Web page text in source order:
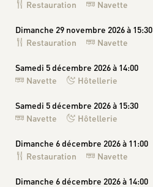
Restauration
Navette
Dimanche 29 novembre 2026 à 15:30
Restauration
Navette
Samedi 5 décembre 2026 à 14:00
Navette
Hôtellerie
Samedi 5 décembre 2026 à 15:30
Navette
Hôtellerie
Dimanche 6 décembre 2026 à 11:00
Restauration
Navette
Dimanche 6 décembre 2026 à 14:00